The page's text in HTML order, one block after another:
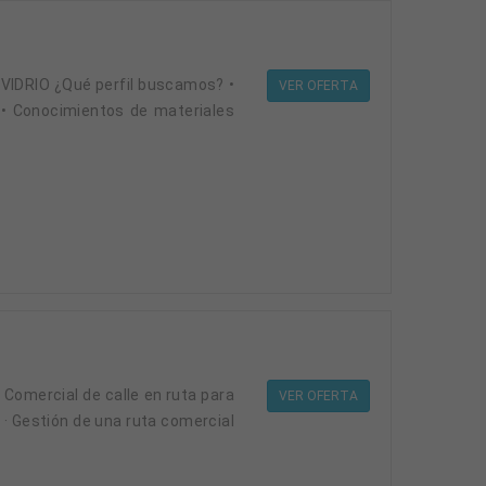
Conocimientos de materiales
VER OFERTA
Gestión de una ruta comercial
VER OFERTA